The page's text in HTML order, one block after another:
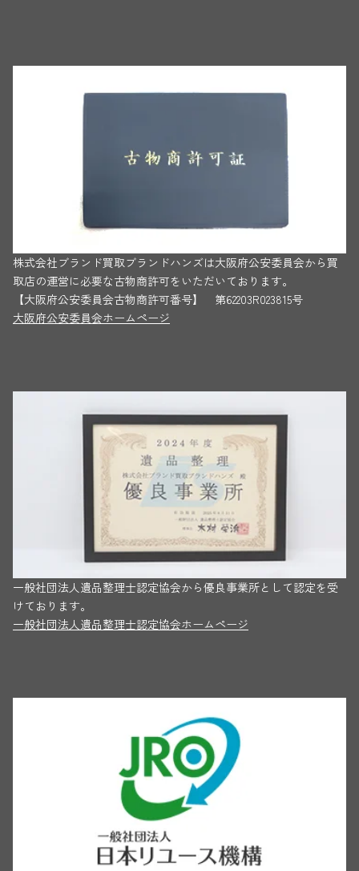
株式会社ブランド買取ブランドハンズは大阪府公安委員会から買
取店の運営に必要な古物商許可をいただいております。
【大阪府公安委員会古物商許可番号】 第62203R023815号
大阪府公安委員会ホームページ
一般社団法人遺品整理士認定協会から優良事業所として認定を受
けております。
一般社団法人遺品整理士認定協会ホームページ